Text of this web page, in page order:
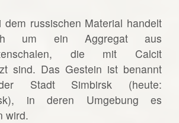
dem russischen Material handelt
um ein Aggregat aus
die mit Calcit
sind. Das Gestein ist benannt
Stadt Simbirsk (heute:
in deren Umgebung es
wird.